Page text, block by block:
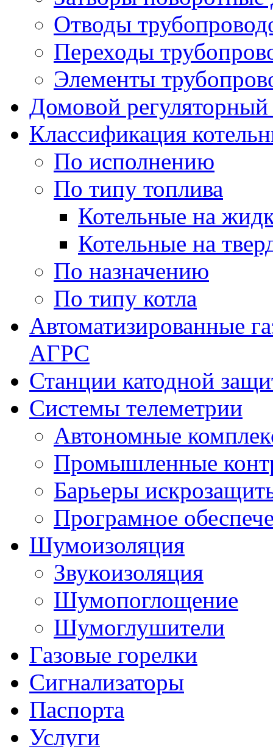
Отводы
Переходы
Элементы
Домовой
Классификация
По исполнению
По типу топлива
Котельные на
Котельные на
По назначению
По типу котла
Автоматизированные
АГРС
Станции катодной
Системы телеметрии
Автономные
Промышленные
Барьеры
Програмное
Шумоизоляция
Звукоизоляция
Шумопоглощение
Шумоглушители
Газовые горелки
Сигнализаторы
Паспорта
Услуги